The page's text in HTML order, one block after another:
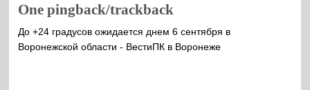
One pingback/trackback
До +24 градусов ожидается днем 6 сентября в
Воронежской области - ВестиПК в Воронеже